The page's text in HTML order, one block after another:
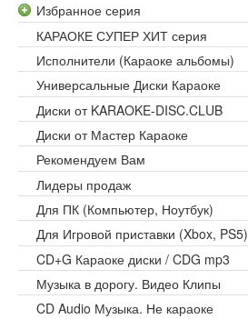
Избранное серия
КАРАОКЕ СУПЕР ХИТ серия
Исполнители (Караоке альбомы)
Универсальные Диски Караоке
Диски от KARAOKE-DISC.CLUB
Диски от Мастер Караоке
Рекомендуем Вам
Лидеры продаж
Для ПК (Компьютер, Ноутбук)
Для Игровой приставки (Xbox, PS5)
CD+G Караоке диски / CDG mp3
Музыка в дорогу. Видео Клипы
CD Audio Музыка. Не караоке